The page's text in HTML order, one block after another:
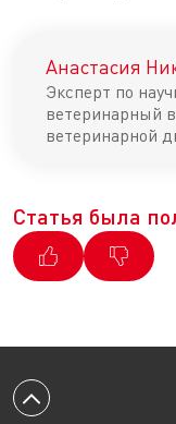
Анастасия
Эксперт по
ветеринарный
ветеринарной
Статья была
Вернуться к началу